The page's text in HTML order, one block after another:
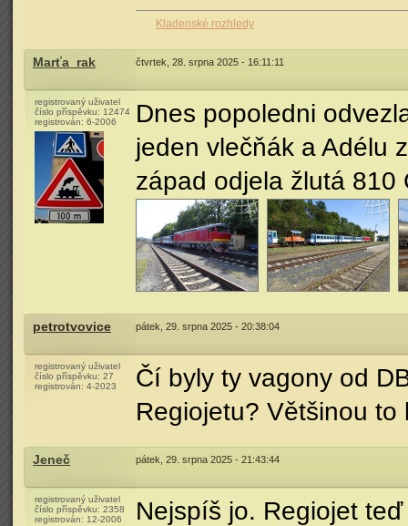
Kladenské rozhledy
Marťa_rak čtvrtek, 28. srpna 2025 - 16:11:11
registrovaný uživatel
číslo příspěvku: 12474
registrován: 6-2006
Dnes popoledni
jeden vlečňák a Adélu
západ odjela žlutá 810
petrotvovice pátek, 29. srpna 2025 - 20:38:04
registrovaný uživatel
číslo příspěvku: 27
registrován: 4-2023
Čí byly ty vagony od
Regiojetu? Většinou
Jeneč pátek, 29. srpna 2025 - 21:43:44
registrovaný uživatel
číslo příspěvku: 2358
registrován: 12-2006
Nejspíš jo. Regiojet